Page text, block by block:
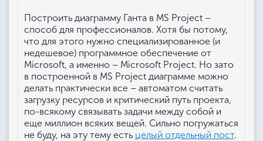
Построить диаграмму Ганта в MS Project –
способ для профессионалов. Хотя бы потому,
что для этого нужно специализированное (и
недешевое) программное обеспечение от
Microsoft, а именно – Microsoft Project. Но зато
в построенной в MS Project диаграмме можно
делать практически все – автоматом считать
загрузку ресурсов и критический путь проекта,
по-всякому связывать задачи между собой и
еще миллион всяких вещей. Сильно погружаться
не буду, на эту тему есть целый отдельный пост.